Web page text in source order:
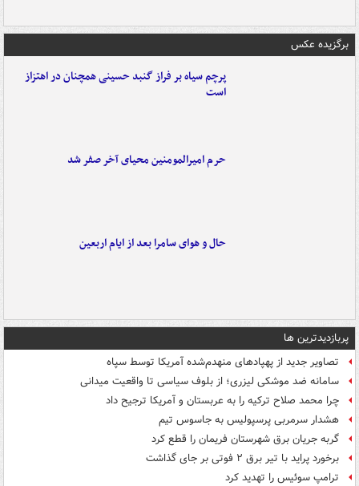
برگزیده عکس
پرچم سیاه بر فراز گنبد حسینی همچنان در اهتزاز
است
حرم امیرالمومنین محیای آخر صفر شد
حال و هوای سامرا بعد از ایام اربعین
پربازدیدترین ها
تصاویر جدید از پهپادهای منهدم‌شده آمریکا توسط سپاه
سامانه ضد موشکی لیزری؛ از بلوف سیاسی تا واقعیت میدانی
چرا محمد صلاح ترکیه را به عربستان و آمریکا ترجیح داد
هشدار سرمربی پرسپولیس به جاسوس تیم
گربه جریان برق شهرستان فریمان را قطع کرد
برخورد پراید با تیر برق ۲ فوتی بر جای گذاشت
ترامپ سوئیس را تهدید کرد